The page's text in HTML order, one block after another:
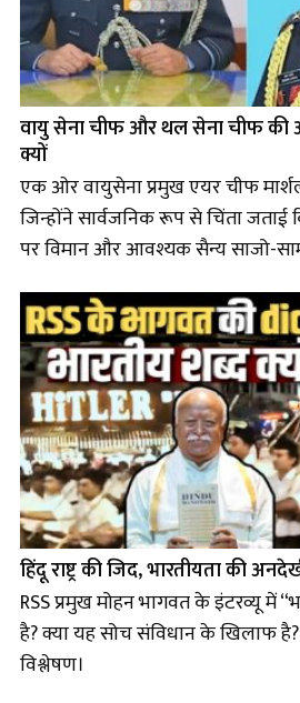
वायु सेना चीफ और थल सेना चीफ
क्यों
एक ओर वायुसेना प्रमुख एयर चीफ
जिन्होंने सार्वजनिक रूप से चिंता
पर विमान और आवश्यक सैन्य साजो-
हिंदू राष्ट्र की जिद, भारतीयता की
RSS प्रमुख मोहन भागवत के इंटरव्यू में
है? क्या यह सोच संविधान के खिलाफ
विश्लेषण।